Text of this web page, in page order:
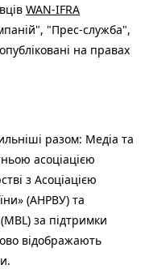
WAN-IFRA
"Прес-служба",
на правах
разом: Медіа та
асоціацією
з Асоціацією
(АНРВУ) та
за підтримки
відображають